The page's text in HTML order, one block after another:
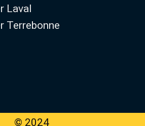
Laval
Terrebonne
© 2024